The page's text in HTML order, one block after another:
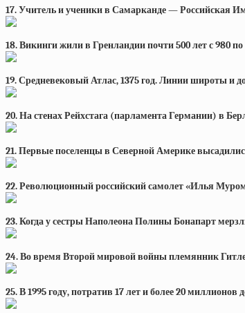
17. Учитель и ученики в Самарканде — Российская
18. Викинги жили в Гренландии почти 500 лет с 980
19. Средневековый Атлас, 1375 год. Линии широты и
20. На стенах Рейхстага (парламента Германии) в
21. Первые поселенцы в Северной Америке
22. Революционный российский самолет «Илья
23. Когда у сестры Наполеона Полины Бонапарт
24. Во время Второй мировой войны племянник
25. В 1995 году, потратив 17 лет и более 20